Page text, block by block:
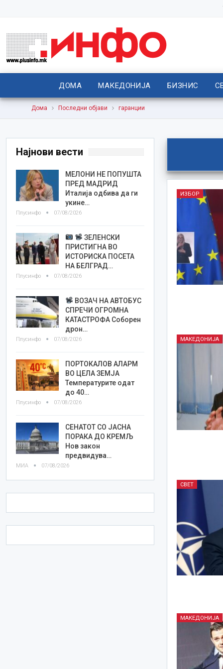
ДОМА МАКЕДОНИЈА БИЗНИС
Дома Последни објави гаранции
ИЗБОР
МАКЕДОНИЈА
СВЕТ
МАКЕДОНИЈА
Најнови вести
МЕЛОНИ НЕ ПОПУШТА
ПРЕД МАДРИД
Италија одбива да ги
укине…
Плусинфо 07/08/2026
ЗЕЛЕНСКИ
ПРИСТИГНА ВО
ИСТОРИСКА ПОСЕТА
НА БЕЛГРАД…
Плусинфо 07/08/2026
ВОЗАЧ НА АВТОБУС
СПРЕЧИ ОГРОМНА
КАТАСТРОФА Соборен
дрон…
Плусинфо 07/08/2026
ПОРТОКАЛОВ АЛАРМ
ВО ЦЕЛА ЗЕМЈА
Температурите одат
до 40…
Плусинфо 07/08/2026
СЕНАТОТ СО ЈАСНА
ПОРАКА ДО КРЕМЉ
Нов закон
предвидува…
МИА 07/08/2026